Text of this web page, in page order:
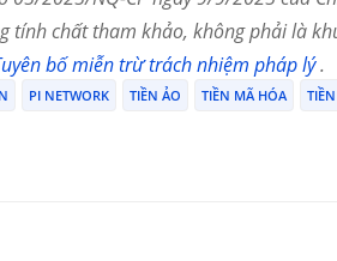
tính chất tham khảo, không phải là
bố miễn trừ trách nhiệm pháp lý.
PI NETWORK TIỀN ẢO TIỀN MÃ HÓA